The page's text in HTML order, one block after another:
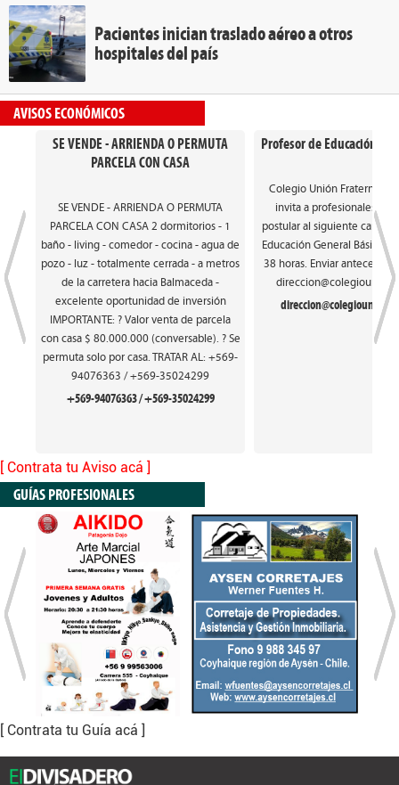
Pacientes inician traslado aéreo a otros
hospitales del país
AVISOS ECONÓMICOS
SE VENDE - ARRIENDA O PERMUTA
PARCELA CON CASA
SE VENDE - ARRIENDA O PERMUTA
PARCELA CON CASA 2 dormitorios - 1
baño - living - comedor - cocina - agua de
pozo - luz - totalmente cerrada - a metros
de la carretera hacia Balmaceda -
excelente oportunidad de inversión
IMPORTANTE: ? Valor venta de parcela
con casa $ 80.000.000 (conversable). ? Se
permuta solo por casa. TRATAR AL: +569-
94076363 / +569-35024299
+569-94076363 / +569-35024299
Profesor de Educación
Colegio Unión Fraterna de
invita a profesionales
postular al siguiente cargo:
Educación General Básica.
38 horas. Enviar
[ Contrata tu Aviso acá ]
GUÍAS PROFESIONALES
[ Contrata tu Guía acá ]